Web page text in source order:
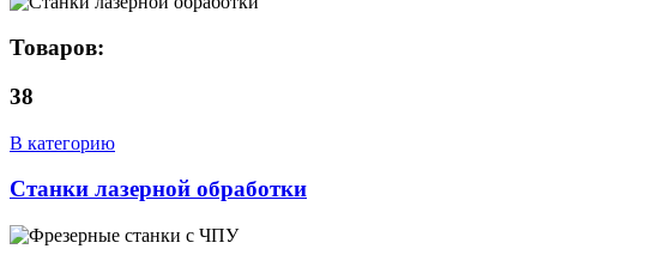
Товаров:
38
В категорию
Станки лазерной обработки